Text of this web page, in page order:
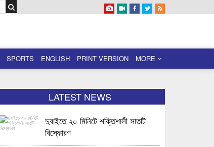
SPORTS ENGLISH PRINT VERSION MORE
LATEST NEWS
দুবাইতে ২০ মিনিটে শক্তিশালী সাতটি
বিস্ফোরণ